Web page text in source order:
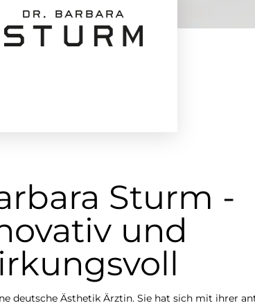
Sturm -
und
deutsche Ästhetik Ärztin. Sie hat sich mit ihrer